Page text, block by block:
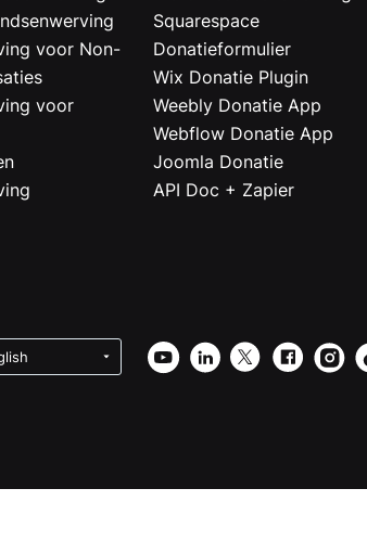
voor Non-
voor
Squarespace
Donatieformulier
Wix Donatie Plugin
Weebly Donatie App
Webflow Donatie App
Joomla Donatie
API Doc + Zapier